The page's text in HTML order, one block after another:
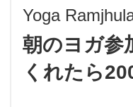
Yoga
朝のヨガ参
くれたら